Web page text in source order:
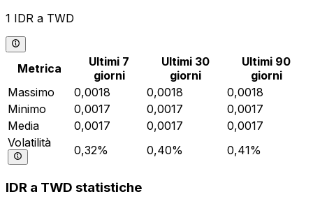
1 IDR a TWD
Metrica
Ultimi 7
giorni
Ultimi 30
giorni
Ultimi 90
giorni
Massimo
0,0018 0,0018
0,0018
Minimo
0,0017 0,0017
0,0017
Media
0,0017 0,0017
0,0017
Volatilità
0,32% 0,40% 0,41%
IDR a TWD statistiche